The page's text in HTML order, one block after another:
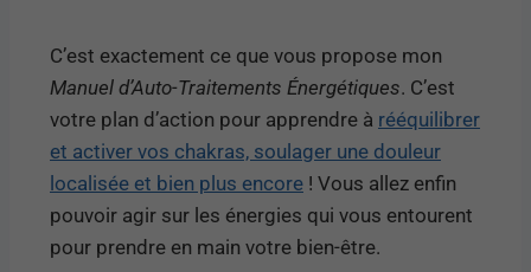
C’est exactement ce que vous propose mon
Manuel d’Auto-Traitements Énergétiques. C’est
votre plan d’action pour apprendre à rééquilibrer
et activer vos chakras, soulager une douleur
localisée et bien plus encore ! Vous allez enfin
pouvoir agir sur les énergies qui vous entourent
pour prendre en main votre bien-être.